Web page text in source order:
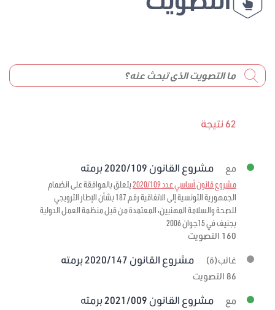
62 نتيجة
مع مشروع القانون 2020/109 برمته
مشروع قانون أساسي عدد 2020/109
يتعلق بالموافقة على انضمام
الجمهورية التونسية إلى الاتفاقية رقم 187 بشأن الإطار الترويجي
للصحة والسلامة المهنيين، المعتمدة من قبل منظمة العمل الدولية
بجنيف في 15جوان 2006
160 التصويت
غائب(ة) مشروع القانون 2020/147 برمته
86 التصويت
مع مشروع القانون 2021/009 برمته